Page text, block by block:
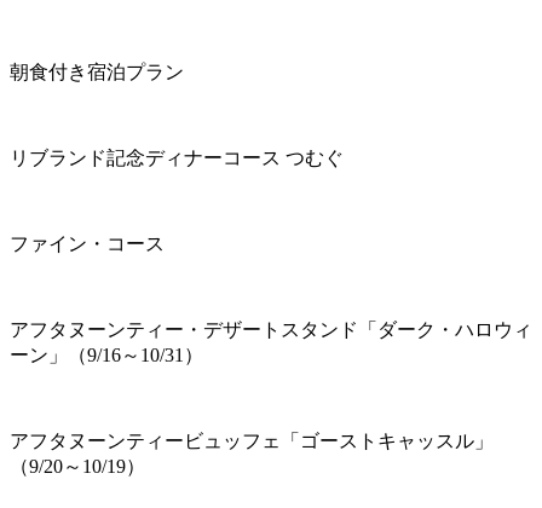
朝食付き宿泊プラン
リブランド記念ディナーコース つむぐ
ファイン・コース
アフタヌーンティー・デザートスタンド「ダーク・ハロウィ
ーン」（9/16～10/31）
アフタヌーンティービュッフェ「ゴーストキャッスル」
（9/20～10/19）